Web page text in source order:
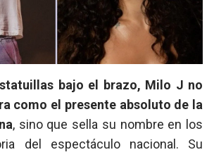
bajo el brazo, Milo J no
como el presente absoluto de la
, sino que sella su nombre en los
del espectáculo nacional. Su